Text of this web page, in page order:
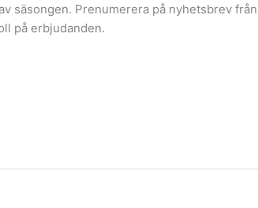
säsongen. Prenumerera på nyhetsbrev
på erbjudanden.